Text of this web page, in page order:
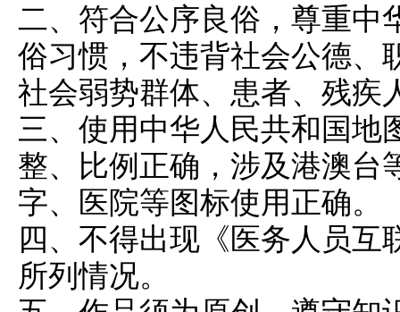
二、符合公序良俗，尊重中
俗习惯，不违背社会公德、
社会弱势群体、患者、残疾
三、使用中华人民共和国地
整、比例正确，涉及港澳台
字、医院等图标使用正确。
四、不得出现《医务人员互
所列情况。